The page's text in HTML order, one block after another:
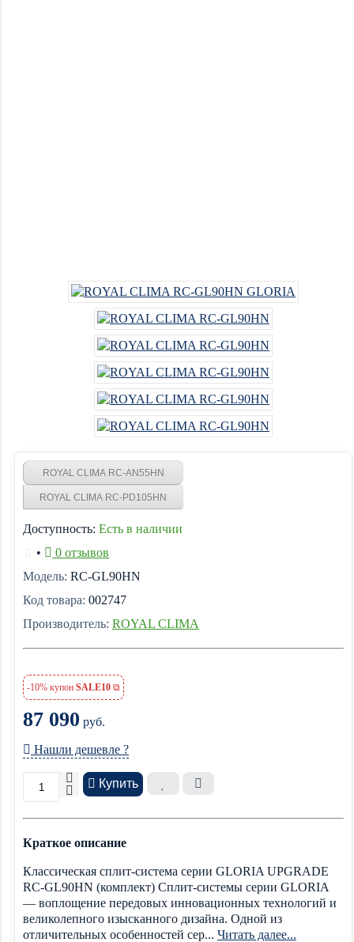
ROYAL CLIMA RC-AN55HN
ROYAL CLIMA RC-PD105HN
Доступность: Есть в наличии
•
0 отзывов
Модель: RC-GL90HN
Код товара: 002747
Производитель: ROYAL CLIMA
-10% купон SALE10
87 090 руб.
Нашли дешевле ?
Купить
Краткое описание
Классическая сплит-система серии GLORIA UPGRADE
RC-GL90HN (комплект) Сплит-системы серии GLORIA
— воплощение передовых инновационных технологий и
великолепного изысканного дизайна. Одной из
отличительных особенностей сер... Читать далее...